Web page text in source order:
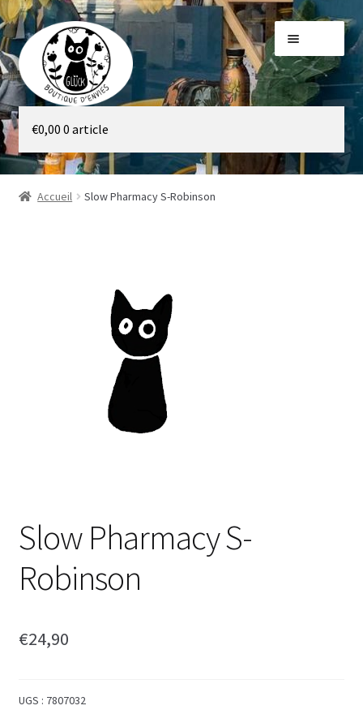
Aller
à
la
navigation
Aller
au
contenu
Galerie
Boutique
€0,00 0 article
Accueil Slow Pharmacy S-Robinson
Slow Pharmacy S-
Robinson
€24,90
UGS : 7807032